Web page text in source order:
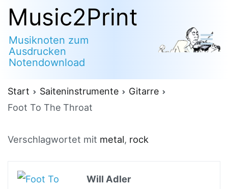
Zum
Inhalt
springen
Music2Print
Musiknoten zum
Ausdrucken
Notendownload
Start Saiteninstrumente
Gitarre
Foot To The Throat
Verschlagwortet mit metal, rock
Will Adler